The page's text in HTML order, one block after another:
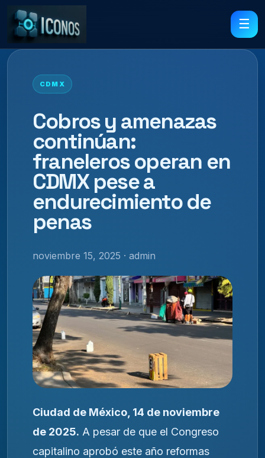
☰
CDMX
Cobros y amenazas
continúan:
franeleros operan en
CDMX pese a
endurecimiento de
penas
noviembre 15, 2025 · admin
Ciudad de México, 14 de noviembre
de 2025. A pesar de que el Congreso
capitalino aprobó este año reformas